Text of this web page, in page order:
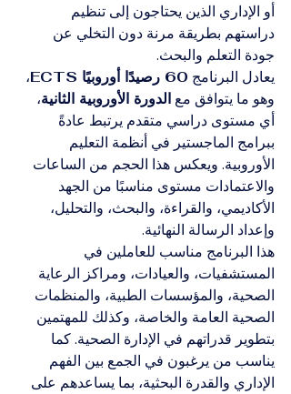
أو الإداري الذين يحتاجون إلى تنظيم
دراستهم بطريقة مرنة دون التخلي عن
جودة التعلم والبحث.
يعادل البرنامج 60 رصيدًا أوروبيًا ECTS
،
وهو ما يتوافق مع الدورة الأوروبية الثانية،
أي مستوى دراسي متقدم يرتبط عادةً
ببرامج الماجستير في أنظمة التعليم
الأوروبية. ويعكس هذا الحجم من الساعات
والاعتمادات مستوى مناسبًا من الجهد
الأكاديمي، والقراءة، والبحث، والتحليل،
وإعداد الرسالة النهائية.
هذا البرنامج مناسب للعاملين في
المستشفيات، والعيادات، ومراكز الرعاية
الصحية، والمؤسسات الطبية، والمنظمات
الصحية العامة والخاصة، وكذلك للمهتمين
بتطوير قدراتهم في الإدارة الصحية. كما
يناسب من يرغبون في الجمع بين الفهم
الإداري والقدرة البحثية، بما يساعدهم على